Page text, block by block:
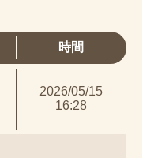
時間
2026/05/15
16:28